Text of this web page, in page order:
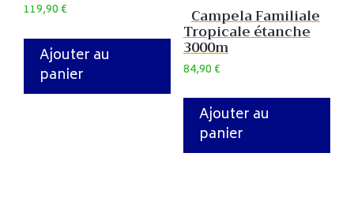
119,90€
Ajouter au
panier
Campela Familiale
Tropicale étanche
3000m
84,90€
Ajouter au
panier